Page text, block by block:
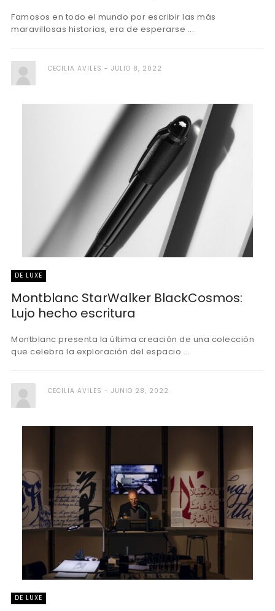
Famosos en todo el mundo por escribir las más
maravillosas historias, era de esperarse ...
CECILIA AVILES JULIO 8, 2022
DE LUXE
Montblanc StarWalker BlackCosmos:
Lujo hecho escritura
Montblanc presenta la última creación de una colección
que celebra la exploración del espacio ...
CECILIA AVILES JUNIO 28, 2022
DE LUXE